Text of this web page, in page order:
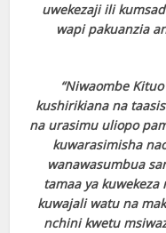
uwekezaji ili
wapi pakuanzia
“Niwaombe
kushirikiana na
na urasimu uliopo
kuwarasimisha
wanawasumbua
tamaa ya
kuwajali watu na
nchini kwetu